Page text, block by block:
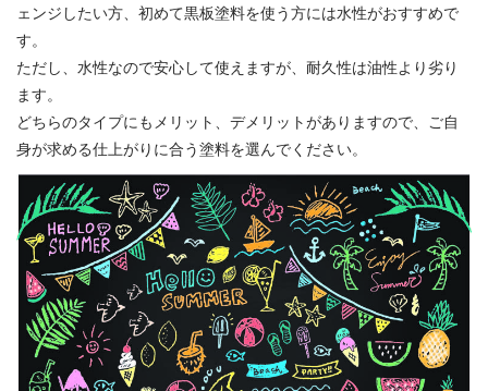
ェンジしたい方、初めて黒板塗料を使う方には水性がおすすめで
す。
ただし、水性なので安心して使えますが、耐久性は油性より劣り
ます。
どちらのタイプにもメリット、デメリットがありますので、ご自
身が求める仕上がりに合う塗料を選んでください。